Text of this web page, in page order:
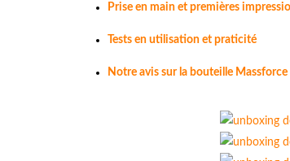
Prise en main et premières
Tests en utilisation et praticité
Notre avis sur la bouteille Massforce